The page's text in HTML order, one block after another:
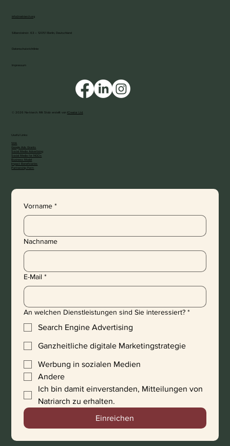
Silbersteinstr. 63 – 12051 Berlin, Deutschland
info@natriarch.org
Datenschutzrichtlinie
Impressum
© 2026 Na-triarch. Mit Stolz erstellt von ICreator Ltd.
Useful Links:
SEA
Google Ads Grants
Social Media Advertising
Social Media for NGOs
Business Model
Impact Beneficiaries
Partnership Form
Vorname *
Nachname
E-Mail *
An welchen Dienstleistungen sind Sie interessiert? *
Search Engine Advertising
Ganzheitliche digitale Marketingstrategie
Werbung in sozialen Medien
Andere
Ich bin damit einverstanden, Mitteilungen von
Natriarch zu erhalten.
Einreichen